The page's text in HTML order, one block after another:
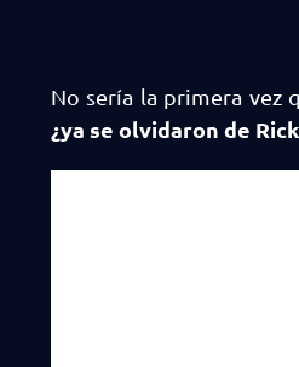
No sería la primera vez
¿ya se olvidaron de